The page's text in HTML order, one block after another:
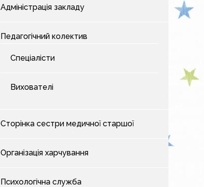
Адміністрація закладу
Педагогічний колектив
Спеціалісти
Вихователі
Сторінка сестри медичної старшої
Організація харчування
Психологічна служба